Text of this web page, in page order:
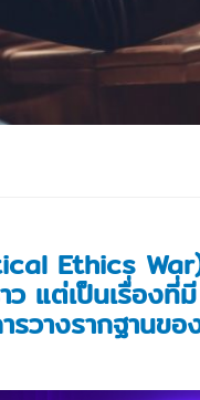
Ethics
แต่เป็นเรื่องที่
วางรากฐานขอ